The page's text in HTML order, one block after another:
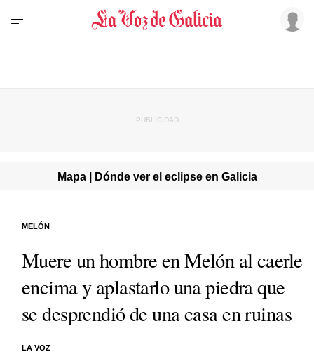
Mapa | Dónde ver el eclipse en Galicia
Muere un hombre en Melón al caerle
encima y aplastarlo una piedra que
se desprendió de una casa en ruinas
LA VOZ
MELÓN